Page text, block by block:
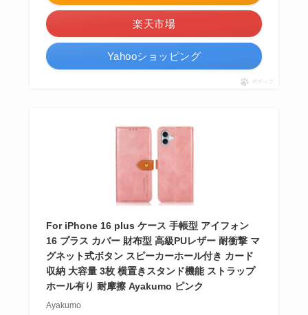
楽天市場
Yahooショッピング
ポチップ
For iPhone 16 plus ケース 手帳型 アイフォン
16 プラス カバー 財布型 高級PUレザー 耐衝撃 マ
グネット式ボタン スピーカーホール付き カード
収納 大容量 3枚 横置きスタンド機能 ストラップ
ホール有り 耐摩擦 Ayakumo ピンク
Ayakumo